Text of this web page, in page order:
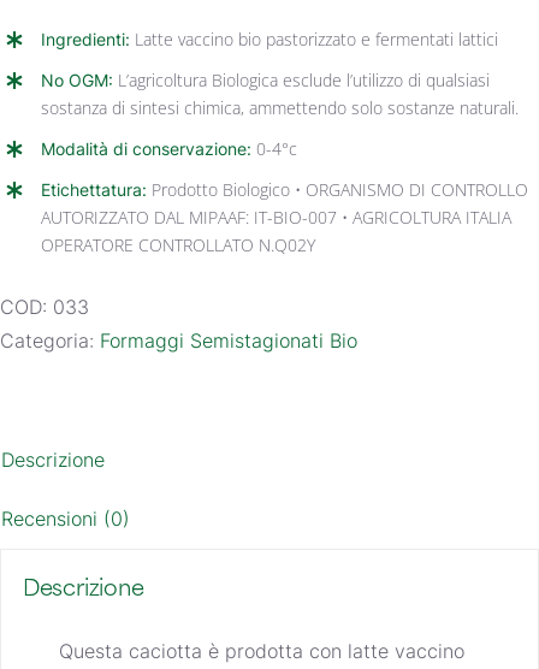
Ingredienti: Latte vaccino bio pastorizzato e fermentati lattici
No OGM: L’agricoltura Biologica esclude l’utilizzo di qualsiasi
sostanza di sintesi chimica, ammettendo solo sostanze naturali.
Modalità di conservazione: 0-4°c
Etichettatura: Prodotto Biologico • ORGANISMO DI CONTROLLO
AUTORIZZATO DAL MIPAAF: IT-BIO-007 • AGRICOLTURA ITALIA
OPERATORE CONTROLLATO N.Q02Y
COD: 033
Categoria: Formaggi Semistagionati Bio
Descrizione
Recensioni (0)
Descrizione
Questa caciotta è prodotta con latte vaccino